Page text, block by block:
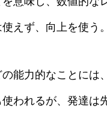
えず、向上を使う。
能力的なことには
われるが、発達は